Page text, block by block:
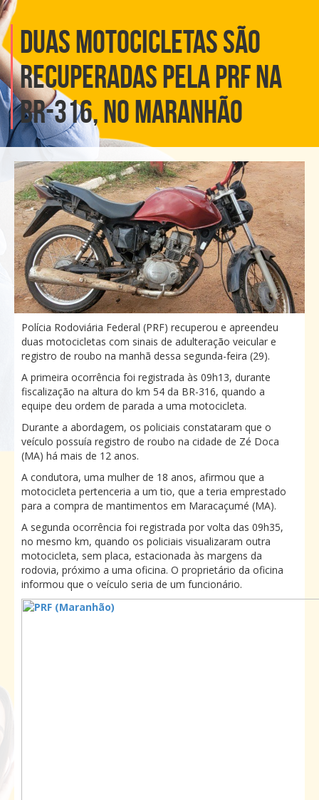
Duas motocicletas são
recuperadas pela PRF na
BR-316, no Maranhão
Polícia Rodoviária Federal (PRF) recuperou e apreendeu
duas motocicletas com sinais de adulteração veicular e
registro de roubo na manhã dessa segunda-feira (29).
A primeira ocorrência foi registrada às 09h13, durante
fiscalização na altura do km 54 da BR-316, quando a
equipe deu ordem de parada a uma motocicleta.
Durante a abordagem, os policiais constataram que o
veículo possuía registro de roubo na cidade de Zé Doca
(MA) há mais de 12 anos.
A condutora, uma mulher de 18 anos, afirmou que a
motocicleta pertenceria a um tio, que a teria emprestado
para a compra de mantimentos em Maracaçumé (MA).
A segunda ocorrência foi registrada por volta das 09h35,
no mesmo km, quando os policiais visualizaram outra
motocicleta, sem placa, estacionada às margens da
rodovia, próximo a uma oficina. O proprietário da oficina
informou que o veículo seria de um funcionário.